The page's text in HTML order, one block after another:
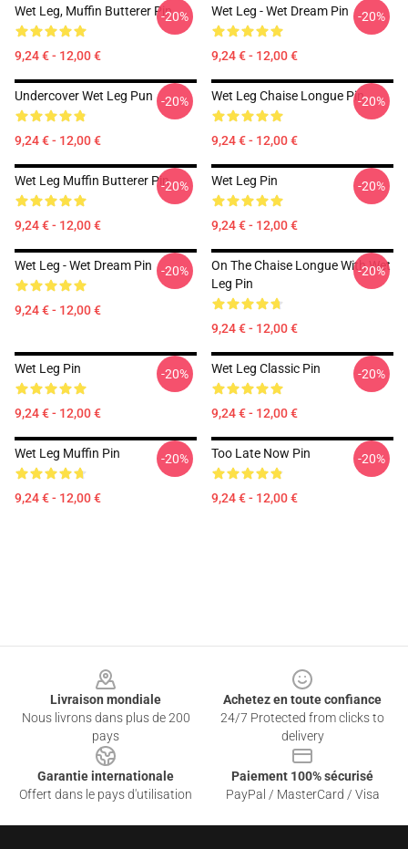
Wet Leg, Muffin Butterer Pin
9,24 € - 12,00 €
-20% Wet Leg - Wet Dream Pin
9,24 € - 12,00 €
-20%
Undercover Wet Leg Pun
9,24 € - 12,00 €
-20% Wet Leg Chaise Longue Pin
9,24 € - 12,00 €
-20%
Wet Leg Muffin Butterer Pin
9,24 € - 12,00 €
-20% Wet Leg Pin
9,24 € - 12,00 €
-20%
Wet Leg - Wet Dream Pin
9,24 € - 12,00 €
-20%
On The Chaise Longue With Wet
Leg Pin
9,24 € - 12,00 €
-20%
Wet Leg Pin
9,24 € - 12,00 €
-20% Wet Leg Classic Pin
9,24 € - 12,00 €
-20%
Wet Leg Muffin Pin
9,24 € - 12,00 €
-20% Too Late Now Pin
9,24 € - 12,00 €
-20%
Livraison mondiale
Nous livrons dans plus de 200
pays
Achetez en toute confiance
24/7 Protected from clicks to
delivery
Garantie internationale
Offert dans le pays d'utilisation
Paiement 100% sécurisé
PayPal / MasterCard / Visa